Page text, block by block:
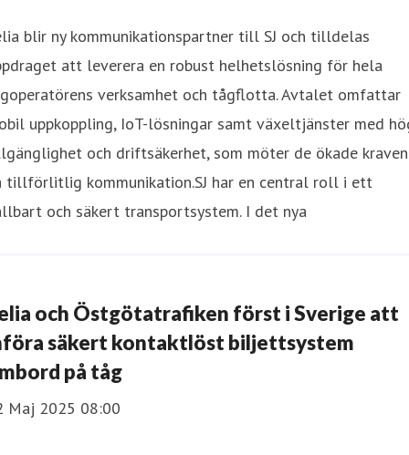
blir ny kommunikationspartner till SJ och tilldelas
att leverera en robust helhetslösning för hela
verksamhet och tågflotta. Avtalet omfattar
uppkoppling, IoT-lösningar samt växeltjänster med
och driftsäkerhet, som möter de ökade kraven
tillförlitlig kommunikation.SJ har en central roll i ett
och säkert transportsystem. I det nya
och Östgötatrafiken först i Sverige att
säkert kontaktlöst biljettsystem
på tåg
Maj 2025 08:00